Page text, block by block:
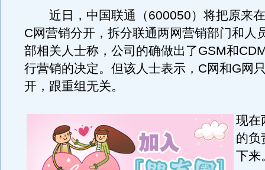
近日，中国联通（600050）将把原来在
C网营销分开，拆分联通两网营销部门和人
部相关人士称，公司的确做出了GSM和
行营销的决定。但该人士表示，C网和G网
开，跟重组无关。
现在
的负
下来